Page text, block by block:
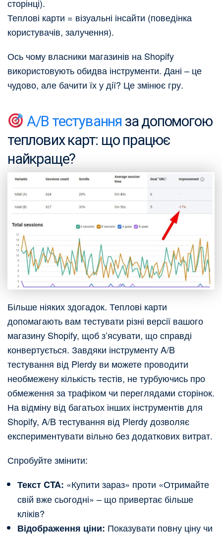
сторінці).
Теплові карти = візуальні інсайти (поведінка
користувачів, залучення).
Ось чому власники магазинів на Shopify
використовують обидва інструменти. Дані – це
чудово, але бачити їх у дії? Це змінює гру.
A/B тестування за допомогою
теплових карт: що працює
найкраще?
Більше ніяких здогадок. Теплові карти
допомагають вам тестувати різні версії вашого
магазину Shopify, щоб з’ясувати, що справді
конвертується. Завдяки інструменту A/B
тестування від Plerdy ви можете проводити
необмежену кількість тестів, не турбуючись про
обмеження за трафіком чи переглядами сторінок.
На відміну від багатьох інших інструментів для
Shopify, A/B тестування від Plerdy дозволяє
експериментувати вільно без додаткових витрат.
Спробуйте змінити:
Текст CTA: «Купити зараз» проти «Отримайте
свій вже сьогодні» – що привертає більше
кліків?
Відображення ціни: Показувати повну ціну чи